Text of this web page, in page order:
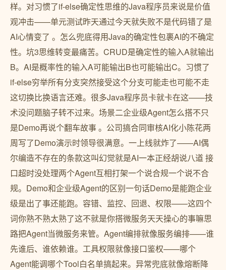
样。对习惯了if-else确定性思维的Java程序员来说是价值
观冲击——单元测试昨天通过今天就失败不是代码错了是
AI心情变了 。怎么兜底得用Java的确定性包裹AI的不确定
性。坑3思维转变最痛苦。CRUD是确定性的输入A就输出
B。AI是概率性的输入A可能输出B也可能输出C。习惯了
if-else穷举所有分支突然接受这个分支可能走也可能不走
这切换比换语言还难。很多Java程序员卡就卡在这——技
术没问题脑子转不过来。场景二企业级Agent怎么搭不只
是Demo再说个翻车故事 。公司搞合同审核AI化小陈花两
周写了Demo演示时领导很满意。一上线就炸了——AI偶
尔编造不存在的条款这叫幻觉就是AI一本正经胡说八道 接
口超时没处理两个Agent互相打架一个说合规一个说不合
规。Demo和企业级Agent的区别️一句话Demo是能跑企业
级是出了事还能跑。容错、监控、回退、权限——这四个
词你熟不熟太熟了这不就是你搭微服务天天操心的事嘛思
路把Agent当微服务来管。Agent编排就像服务编排——谁
先谁后、谁依赖谁。工具权限就像接口鉴权——哪个
Agent能调哪个Tool白名单搞起来。异常兜底就像熔断降